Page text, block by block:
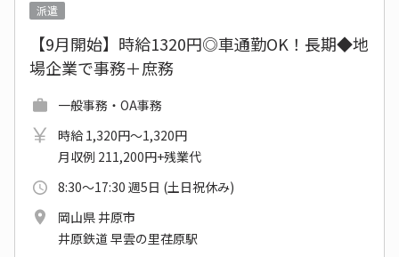
派遣
【9月開始】時給1320円◎車通勤OK！長期◆地
場企業で事務＋庶務
一般事務・OA事務
時給 1,320円～1,320円
月収例 211,200円+残業代
8:30～17:30 週5日 (土日祝休み)
岡山県 井原市
井原鉄道 早雲の里荏原駅